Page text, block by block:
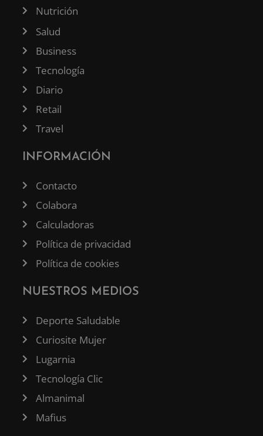
Nutrición
Salud
Business
Tecnología
Diario
Retail
Travel
INFORMACIÓN
Contacto
Colabora
Calculadoras
Política de privacidad
Política de cookies
NUESTROS MEDIOS
Deporte Saludable
Curiosite Mujer
Lugarnia
Tecnología Clic
Almanimal
Mafius